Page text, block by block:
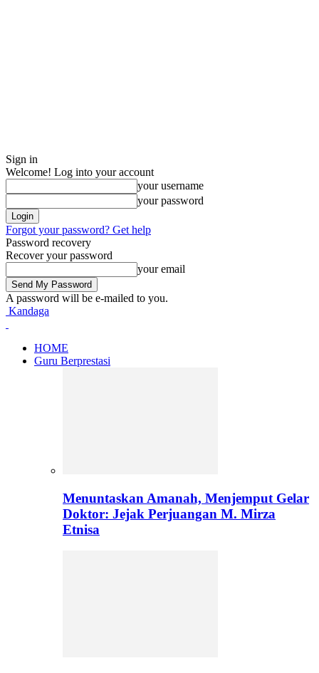
Sign in
Welcome! Log into your account
your username
your password
Forgot your password? Get help
Password recovery
Recover your password
your email
A password will be e-mailed to you.
Kandaga
HOME
Guru Berprestasi
Menuntaskan Amanah, Menjemput Gelar
Doktor: Jejak Perjuangan M. Mirza
Etnisa